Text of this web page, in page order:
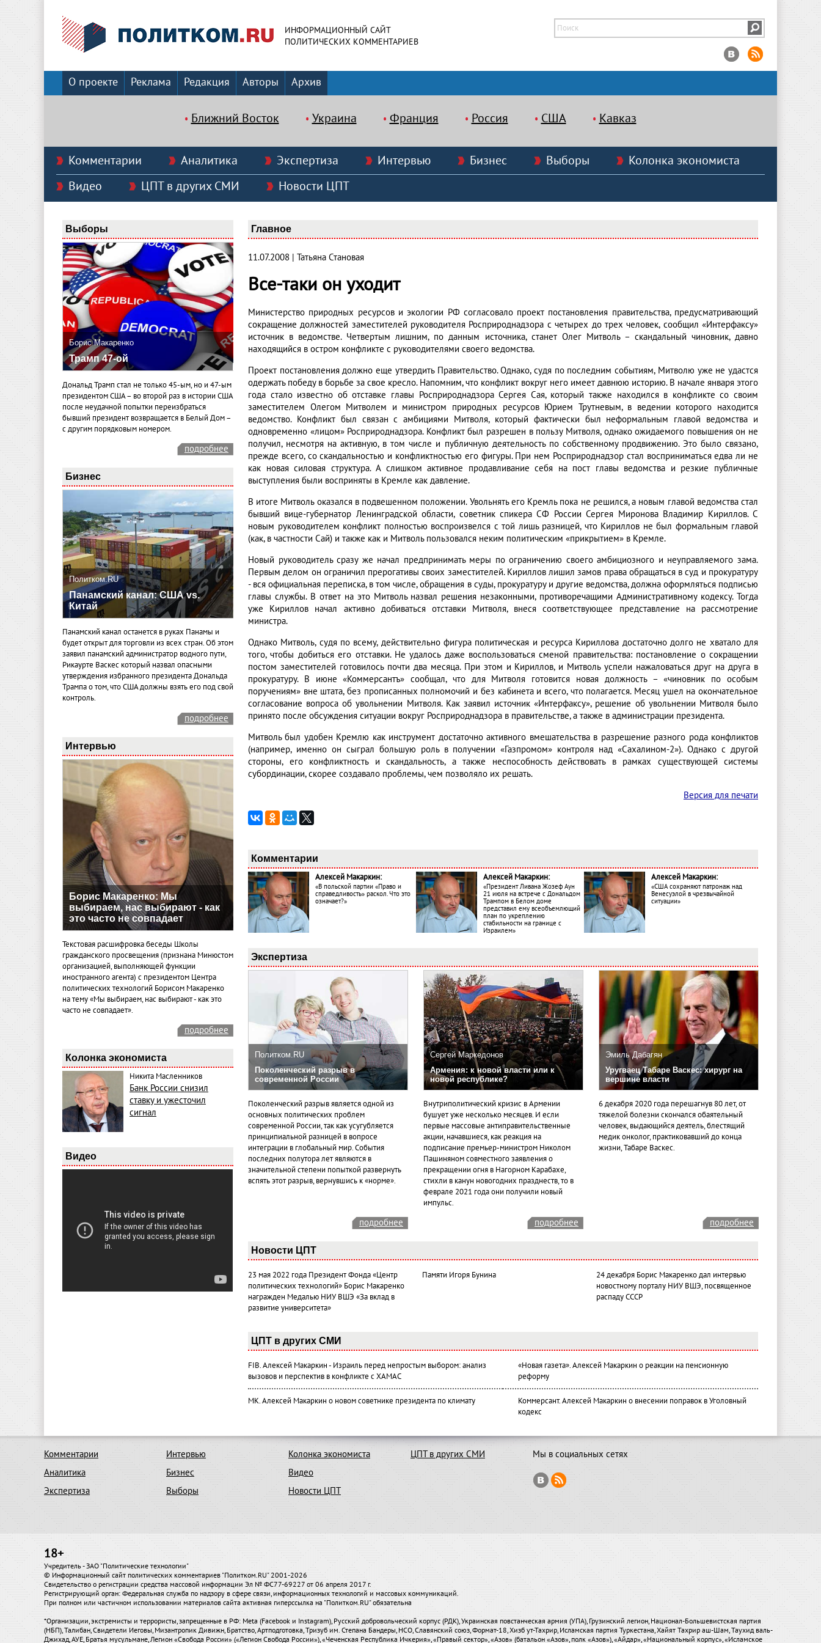
ИНФОРМАЦИОННЫЙ САЙТ
ПОЛИТИЧЕСКИХ КОММЕНТАРИЕВ
О проекте Реклама Редакция Авторы Архив
Ближний Восток Украина Франция Россия США Кавказ
Комментарии Аналитика Экспертиза Интервью Бизнес Выборы
Колонка экономиста
Видео
ЦПТ в других СМИ Новости ЦПТ
Выборы
Борис Макаренко
Трамп 47-ой
Дональд Трамп стал не только 45-ым, но и 47-ым
президентом США – во второй раз в истории США
после неудачной попытки переизбраться
бывший президент возвращается в Белый Дом –
с другим порядковым номером.
подробнее
Бизнес
Политком.RU
Панамский канал: США vs.
Китай
Панамский канал останется в руках Панамы и
будет открыт для торговли из всех стран. Об этом
заявил панамский администратор водного пути,
Рикаурте Васкес который назвал опасными
утверждения избранного президента Дональда
Трампа о том, что США должны взять его под свой
контроль.
подробнее
Интервью
Борис Макаренко: Мы
выбираем, нас выбирают - как
это часто не совпадает
Текстовая расшифровка беседы Школы
гражданского просвещения (признана Минюстом
организацией, выполняющей функции
иностранного агента) с президентом Центра
политических технологий Борисом Макаренко
на тему «Мы выбираем, нас выбирают - как это
часто не совпадает».
подробнее
Колонка экономиста
Никита Масленников
Банк России снизил
ставку и ужесточил
сигнал
Видео
Главное
11.07.2008 | Татьяна Становая
Все-таки он уходит
Министерство природных ресурсов и экологии РФ согласовало проект постановления правительства, предусматривающий
сокращение должностей заместителей руководителя Росприроднадзора с четырех до трех человек, сообщил «Интерфаксу»
источник в ведомстве. Четвертым лишним, по данным источника, станет Олег Митволь – скандальный чиновник, давно
находящийся в остром конфликте с руководителями своего ведомства.
Проект постановления должно еще утвердить Правительство. Однако, судя по последним событиям, Митволю уже не удастся
одержать победу в борьбе за свое кресло. Напомним, что конфликт вокруг него имеет давнюю историю. В начале января этого
года стало известно об отставке главы Росприроднадзора Сергея Сая, который также находился в конфликте со своим
заместителем Олегом Митволем и министром природных ресурсов Юрием Трутневым, в ведении которого находится
ведомство. Конфликт был связан с амбициями Митволя, который фактически был неформальным главой ведомства и
одновременно «лицом» Росприроднадзора. Конфликт был разрешен в пользу Митволя, однако ожидаемого повышения он не
получил, несмотря на активную, в том числе и публичную деятельность по собственному продвижению. Это было связано,
прежде всего, со скандальностью и конфликтностью его фигуры. При нем Росприроднадзор стал восприниматься едва ли не
как новая силовая структура. А слишком активное продавливание себя на пост главы ведомства и резкие публичные
выступления были восприняты в Кремле как давление.
В итоге Митволь оказался в подвешенном положении. Увольнять его Кремль пока не решился, а новым главой ведомства стал
бывший вице-губернатор Ленинградской области, советник спикера СФ России Сергея Миронова Владимир Кириллов. С
новым руководителем конфликт полностью воспроизвелся с той лишь разницей, что Кириллов не был формальным главой
(как, в частности Сай) и также как и Митволь пользовался неким политическим «прикрытием» в Кремле.
Новый руководитель сразу же начал предпринимать меры по ограничению своего амбициозного и неуправляемого зама.
Первым делом он ограничил прерогативы своих заместителей. Кириллов лишил замов права обращаться в суд и прокуратуру
- вся официальная переписка, в том числе, обращения в суды, прокуратуру и другие ведомства, должна оформляться подписью
главы службы. В ответ на это Митволь назвал решения незаконными, противоречащими Административному кодексу. Тогда
уже Кириллов начал активно добиваться отставки Митволя, внеся соответствующее представление на рассмотрение
министра.
Однако Митволь, судя по всему, действительно фигура политическая и ресурса Кириллова достаточно долго не хватало для
того, чтобы добиться его отставки. Не удалось даже воспользоваться сменой правительства: постановление о сокращении
постом заместителей готовилось почти два месяца. При этом и Кириллов, и Митволь успели нажаловаться друг на друга в
прокуратуру. В июне «Коммерсантъ» сообщал, что для Митволя готовится новая должность – «чиновник по особым
поручениям» вне штата, без прописанных полномочий и без кабинета и всего, что полагается. Месяц ушел на окончательное
согласование вопроса об увольнении Митволя. Как заявил источник «Интерфаксу», решение об увольнении Митволя было
принято после обсуждения ситуации вокруг Росприроднадзора в правительстве, а также в администрации президента.
Митволь был удобен Кремлю как инструмент достаточно активного вмешательства в разрешение разного рода конфликтов
(например, именно он сыграл большую роль в получении «Газпромом» контроля над «Сахалином-2»). Однако с другой
стороны, его конфликтность и скандальность, а также неспособность действовать в рамках существующей системы
субординации, скорее создавало проблемы, чем позволяло их решать.
Версия для печати
Комментарии
Алексей Макаркин:
«В польской партии «Право и
справедливость» раскол. Что это
означает?»
Алексей Макаркин:
«Президент Ливана Жозеф Аун
21 июля на встрече с Дональдом
Трампом в Белом доме
представил ему всеобъемлющий
план по укреплению
стабильности на границе с
Израилем»
Алексей Макаркин:
«США сохраняют патронаж над
Венесуэлой в чрезвычайной
ситуации»
Экспертиза
Политком.RU
Поколенческий разрыв в
современной России
Поколенческий разрыв является одной из
основных политических проблем
современной России, так как усугубляется
принципиальной разницей в вопросе
интеграции в глобальный мир. События
последних полутора лет являются в
значительной степени попыткой развернуть
вспять этот разрыв, вернувшись к «норме».
Сергей Маркедонов
Армения: к новой власти или к
новой республике?
Внутриполитический кризис в Армении
бушует уже несколько месяцев. И если
первые массовые антиправительственные
акции, начавшиеся, как реакция на
подписание премьер-министром Николом
Пашиняном совместного заявления о
прекращении огня в Нагорном Карабахе,
стихли в канун новогодних празднеств, то в
феврале 2021 года они получили новый
импульс.
Эмиль Дабагян
Уругваец Табаре Васкес: хирург на
вершине власти
6 декабря 2020 года перешагнув 80 лет, от
тяжелой болезни скончался обаятельный
человек, выдающийся деятель, блестящий
медик онколог, практиковавший до конца
жизни, Табаре Васкес.
подробнее подробнее подробнее
Новости ЦПТ
23 мая 2022 года Президент Фонда «Центр
политических технологий» Борис Макаренко
награжден Медалью НИУ ВШЭ «За вклад в
развитие университета»
Памяти Игоря Бунина
24 декабря Борис Макаренко дал интервью
новостному порталу НИУ ВШЭ, посвященное
распаду СССР
ЦПТ в других СМИ
FIB. Алексей Макаркин - Израиль перед непростым выбором: анализ
вызовов и перспектив в конфликте с ХАМАС
«Новая газета». Алексей Макаркин о реакции на пенсионную
реформу
МК. Алексей Макаркин о новом советнике президента по климату
Коммерсант. Алексей Макаркин о внесении поправок в Уголовный
кодекс
Комментарии
Аналитика
Экспертиза
Интервью
Бизнес
Выборы
Колонка экономиста
Видео
Новости ЦПТ
ЦПТ в других СМИ Мы в социальных сетях
18+
Учредитель - ЗАО "Политические технологии"
© Информационный сайт политических комментариев "Политком.RU" 2001-2026
Свидетельство о регистрации средства массовой информации Эл № ФС77-69227 от 06 апреля 2017 г.
Регистрирующий орган: Федеральная служба по надзору в сфере связи, информационных технологий и массовых коммуникаций.
При полном или частичном использовании материалов сайта активная гиперссылка на "Политком.RU" обязательна
*Организации, экстремисты и террористы, запрещенные в РФ: Meta (Facebook и Instagram), Русский добровольческий корпус (РДК), Украинская повстанческая армия (УПА), Грузинский легион, Национал-Большевистская партия
(НБП), Талибан, Свидетели Иеговы, Мизантропик Дивижн, Братство, Артподготовка, Тризуб им. Степана Бандеры, НСО, Славянский союз, Формат-18, Хизб ут-Тахрир, Исламская партия Туркестана, Хайят Тахрир аш-Шам, Таухид валь-
Джихад, АУЕ, Братья мусульмане, Легион «Свобода России» («Легион Свобода России»), «Чеченская Республика Ичкерия», «Правый сектор», «Азов» (батальон «Азов», полк «Азов»), «Айдар», «Национальный корпус», «Исламское